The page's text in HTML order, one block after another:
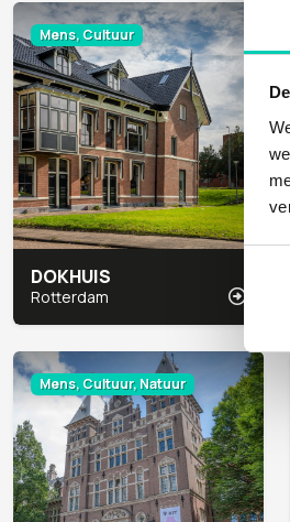
Mens, Cultuur
DOKHUIS
Rotterdam
Mens, Cultuur, Natuur